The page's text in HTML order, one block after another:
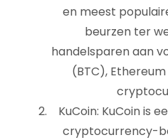
en meest
beurzen ter
handelsparen aan
(BTC),
KuCoin: KuCoin is
cryptocurrency-